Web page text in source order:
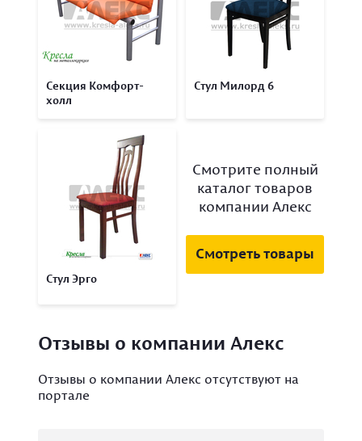
Секция Комфорт-
холл
Стул Милорд 6
Стул Эрго
Смотрите полный
каталог товаров
компании Алекс
Смотреть товары
Отзывы о компании Алекс
Отзывы о компании Алекс отсутствуют на
портале